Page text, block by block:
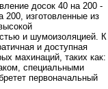
досок 40 на 200 -
200, изготовленные из
и шумоизоляцией. К
и доступная
махинаций, таких как:
специальными
первоначальный